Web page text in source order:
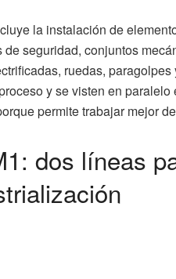
la instalación de
de seguridad, conjuntos
ruedas,
y se visten en
permite trabajar mejor
dos líneas